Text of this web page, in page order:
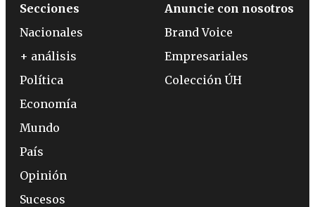
Secciones
Nacionales
+ análisis
Política
Economía
Mundo
País
Opinión
Sucesos
Anuncie con nosotros
Brand Voice
Empresariales
Colección ÚH